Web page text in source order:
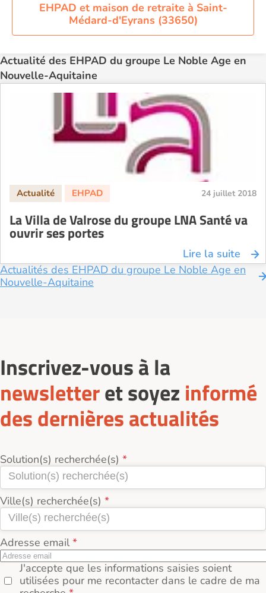
EHPAD et maison de retraite à Saint-
Médard-d'Eyrans (33650)
Actualité des EHPAD du groupe Le Noble Age en
Nouvelle-Aquitaine
24 juillet 2018
La Villa de Valrose du groupe LNA Santé va
ouvrir ses portes
Lire la suite
Actualités des EHPAD du groupe Le Noble Age en
Nouvelle-Aquitaine
Inscrivez-vous à la
newsletteret soyez informé
des dernières actualités
Solution(s) recherchée(s)
Ville(s) recherchée(s)
Adresse email
J'accepte que les informations saisies soient
utilisées pour me recontacter dans le cadre de ma